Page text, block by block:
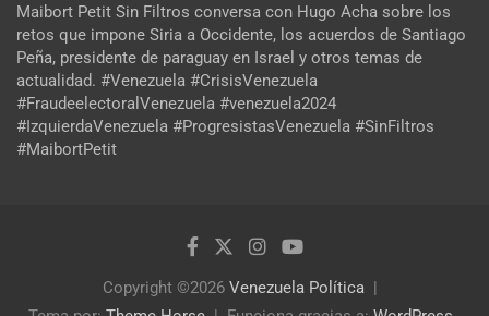
Maibort Petit Sin Filtros conversa con Hugo Acha sobre los
retos que impone Siria a Occidente, los acuerdos de Santiago
Peña, presidente de paraguay en Israel y otros temas de
actualidad. #Venezuela #CrisisVenezuela
#FraudeelectoralVenezuela #venezuela2024
#IzquierdaVenezuela #ProgresistasVenezuela #SinFiltros
#MaibortPetit
Copyright ©2026 Venezuela Política